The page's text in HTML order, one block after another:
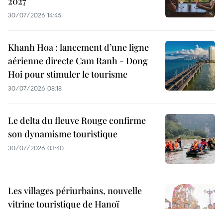
30/07/2026 14:45
Khanh Hoa : lancement d’une ligne
aérienne directe Cam Ranh - Dong
Hoi pour stimuler le tourisme
30/07/2026 08:18
Le delta du fleuve Rouge confirme
son dynamisme touristique
30/07/2026 03:40
Les villages périurbains, nouvelle
vitrine touristique de Hanoï